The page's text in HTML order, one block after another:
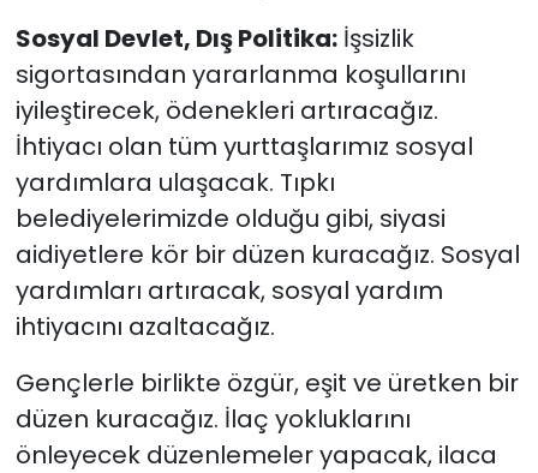
Sosyal Devlet, Dış Politika:İşsizlik
sigortasından yararlanma koşullarını
iyileştirecek, ödenekleri artıracağız.
İhtiyacı olan tüm yurttaşlarımız sosyal
yardımlara ulaşacak. Tıpkı
belediyelerimizde olduğu gibi, siyasi
aidiyetlere kör bir düzen kuracağız. Sosyal
yardımları artıracak, sosyal yardım
ihtiyacını azaltacağız.
Gençlerle birlikte özgür, eşit ve üretken bir
düzen kuracağız. İlaç yokluklarını
önleyecek düzenlemeler yapacak, ilaca